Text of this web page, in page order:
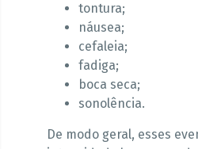
tontura;
náusea;
cefaleia;
fadiga;
boca seca;
sonolência.
De modo geral, esses